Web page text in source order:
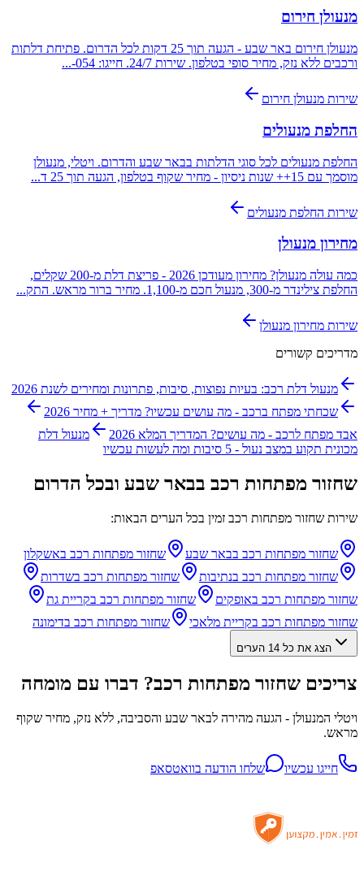
מנעולן חירום
מנעולן חירום באר שבע - הגעה תוך 25 דקות לכל הדרום. פתיחת דלתות
ורכבים ללא נזק, מחיר סופי בטלפון. שירות 24/7. חייגו: 054-
...
שירות מנעולן חירום
החלפת מנעולים
החלפת מנעולים לכל סוגי הדלתות בבאר שבע והדרום. ויטלי, מנעולן
מוסמך עם 15++ שנות ניסיון - מחיר שקוף בטלפון, הגעה תוך 25 ד
...
שירות החלפת מנעולים
מחירון מנעולן
כמה עולה מנעולן? מחירון מעודכן 2026 - פריצת דלת מ-200 שקלים,
החלפת צילינדר מ-300, מנעול חכם מ-1,100. מחיר ברור מראש. התק
...
שירות מחירון מנעולן
מדריכים קשורים
מנעול דלת רכב: בעיות נפוצות, סיבות, פתרונות ומחירים לשנת 2026
שכחתי מפתח ברכב - מה עושים עכשיו? מדריך + מחיר 2026
אבד מפתח לרכב - מה עושים? המדריך המלא 2026
מנעול דלת
מכונית תקוע במצב נעול - 5 סיבות ומה לעשות עכשיו
שחזור מפתחות רכב בבאר שבע ובכל הדרום
שירות שחזור מפתחות רכב זמין בכל הערים הבאות:
שחזור מפתחות רכב בבאר שבע שחזור מפתחות רכב באשקלון
שחזור מפתחות רכב בנתיבות שחזור מפתחות רכב בשדרות
שחזור מפתחות רכב באופקים שחזור מפתחות רכב בקריית גת
שחזור מפתחות רכב בקריית מלאכי שחזור מפתחות רכב בדימונה
הצג את כל 14 הערים
צריכים שחזור מפתחות רכב? דברו עם מומחה
ויטלי המנעולן - הגעה מהירה לבאר שבע והסביבה, ללא נזק, מחיר שקוף
מראש.
חייגו עכשיו שלחו הודעה בוואטסאפ